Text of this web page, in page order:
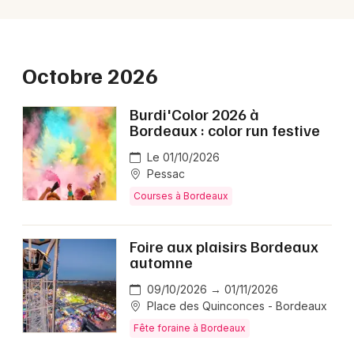
Actus à Bordeaux
Magazine à Bordeaux
Choisir mes départements
Octobre 2026
Burdi'Color 2026 à
Bordeaux : color run festive
Le 01/10/2026
Pessac
Courses à Bordeaux
Foire aux plaisirs Bordeaux
automne
09/10/2026 → 01/11/2026
Place des Quinconces - Bordeaux
Fête foraine à Bordeaux